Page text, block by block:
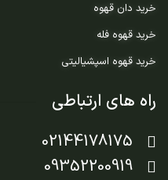
خرید دان قهوه
خرید قهوه فله
خرید قهوه اسپشیالیتی
راه های ارتباطی
02144178175
09352200919